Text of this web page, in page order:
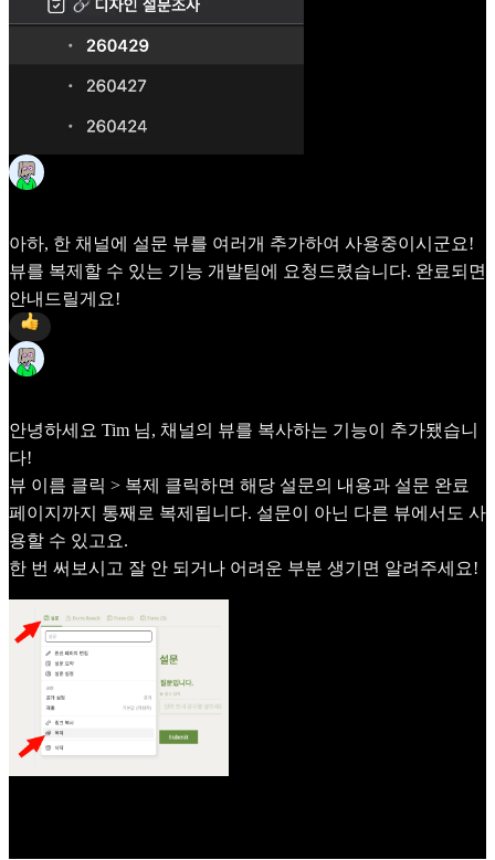
아하, 한 채널에 설문 뷰를 여러개 추가하여 사용중이시군요!
뷰를 복제할 수 있는 기능 개발팀에 요청드렸습니다. 완료되면
안내드릴게요!
안녕하세요 Tim 님, 채널의 뷰를 복사하는 기능이 추가됐습니
다!
뷰 이름 클릭 > 복제 클릭하면 해당 설문의 내용과 설문 완료
페이지까지 통째로 복제됩니다. 설문이 아닌 다른 뷰에서도 사
용할 수 있고요.
한 번 써보시고 잘 안 되거나 어려운 부분 생기면 알려주세요!